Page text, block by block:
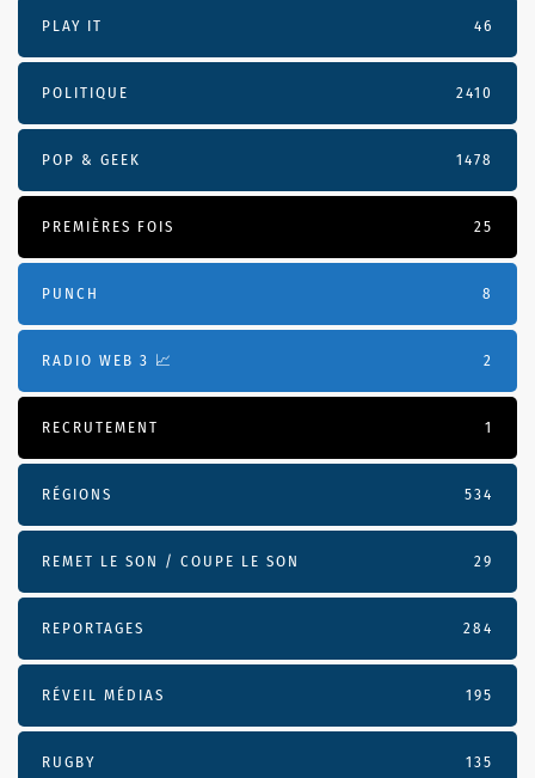
PLAY IT 46
POLITIQUE 2410
POP & GEEK 1478
PREMIÈRES FOIS 25
PUNCH 8
RADIO WEB 3 📈 2
RECRUTEMENT 1
RÉGIONS 534
REMET LE SON / COUPE LE SON 29
REPORTAGES 284
RÉVEIL MÉDIAS 195
RUGBY 135